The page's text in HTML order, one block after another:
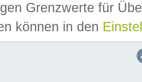
Grenzwerte für
können in den